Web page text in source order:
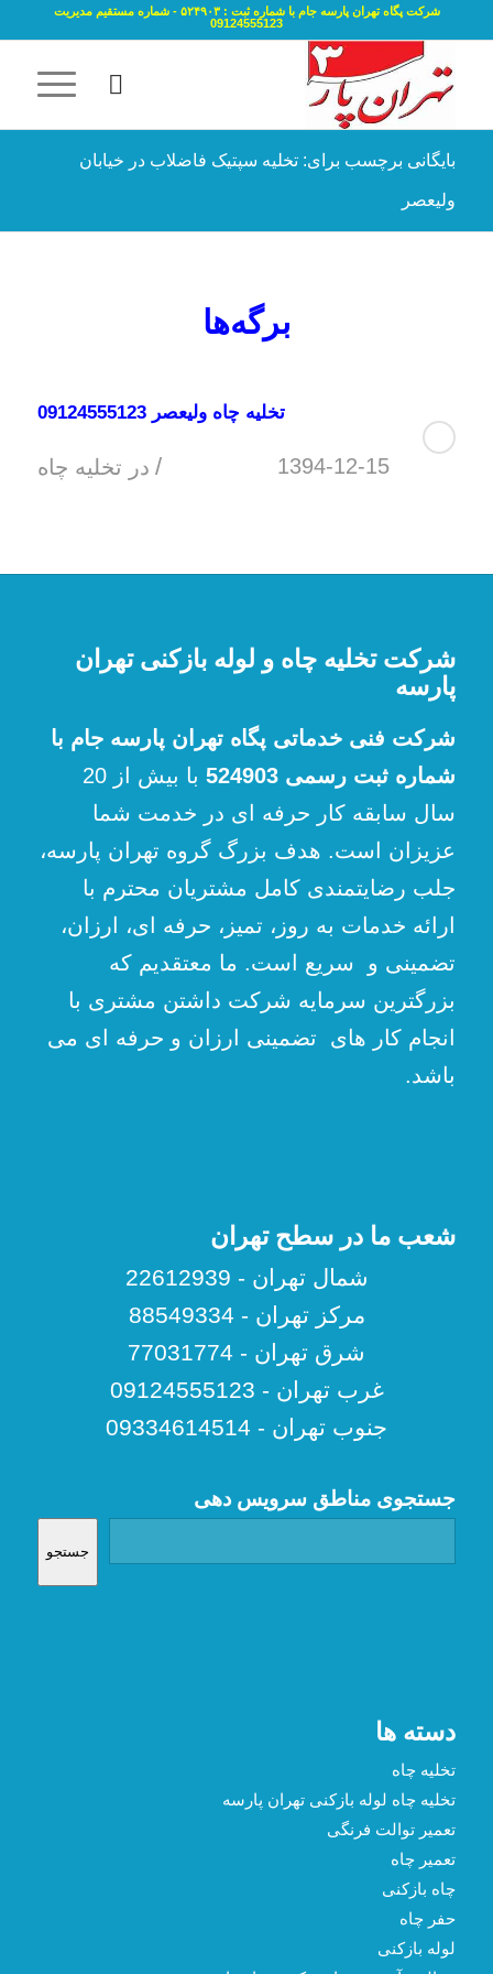
شرکت پگاه تهران پارسه جام با شماره ثبت : ۵۲۴۹۰۳ - شماره مستقیم مدیریت
09124555123
بایگانی برچسب برای: تخلیه سپتیک فاضلاب در خیابان
ولیعصر
برگه‌ها
تخلیه چاه ولیعصر 09124555123
1394-12-15
/ در تخلیه چاه
شرکت تخلیه چاه و لوله بازکنی تهران
پارسه
شرکت فنی خدماتی پگاه تهران پارسه جام با
شماره ثبت رسمی 524903
با بیش از 20
سال سابقه کار حرفه ای در خدمت شما
عزیزان است. هدف بزرگ گروه تهران پارسه،
جلب رضایتمندی کامل مشتریان محترم با
ارائه خدمات به روز، تمیز، حرفه ای، ارزان،
تضمینی و سریع است. ما معتقدیم که
بزرگترین سرمایه شرکت داشتن مشتری با
انجام کار های تضمینی ارزان و حرفه ای می
باشد.
شعب ما در سطح تهران
شمال تهران - 22612939
مرکز تهران - 88549334
شرق تهران - 77031774
غرب تهران - 09124555123
جنوب تهران - 09334614514
جستجوی مناطق سرویس دهی
جستجو
دسته ها
تخلیه چاه
تخلیه چاه لوله بازکنی تهران پارسه
تعمیر توالت فرنگی
تعمیر چاه
چاه بازکنی
حفر چاه
لوله بازکنی